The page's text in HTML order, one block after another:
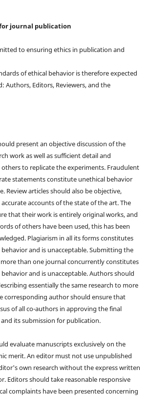
journal publication
to ensuring ethics in publication and
of ethical behavior is therefore expected
Authors, Editors, Reviewers, and the
present an objective discussion of the
work as well as sufficient detail and
to replicate the experiments. Fraudulent
statements constitute unethical behavior
Review articles should also be objective,
accounts of the state of the art. The
that their work is entirely original works, and
of others have been used, this has been
Plagiarism in all its forms constitutes
and is unacceptable. Submitting the
than one journal concurrently constitutes
and is unacceptable. Authors should
essentially the same research to more
corresponding author should ensure that
of all co-authors in approving the final
its submission for publication.
evaluate manuscripts exclusively on the
merit. An editor must not use unpublished
own research without the express written
Editors should take reasonable responsive
complaints have been presented concerning